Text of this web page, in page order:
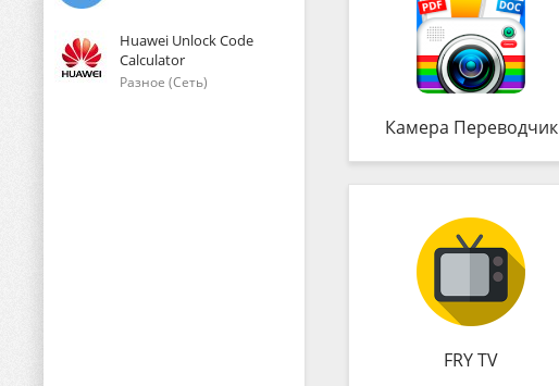
Huawei Unlock Code
Calculator
Разное (Сеть)
Камера Переводчик
FRY TV